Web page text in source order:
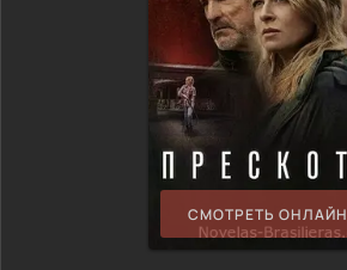
СМОТРЕТЬ ОНЛАЙН